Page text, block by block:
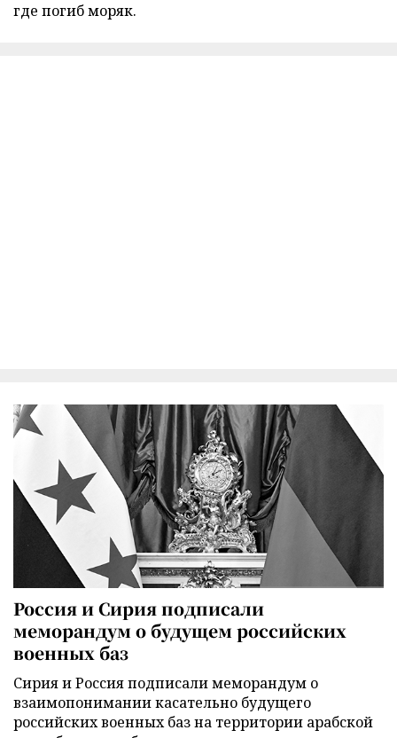
где погиб моряк.
Россия и Сирия подписали
меморандум о будущем российских
военных баз
Сирия и Россия подписали меморандум о
взаимопонимании касательно будущего
российских военных баз на территории арабской